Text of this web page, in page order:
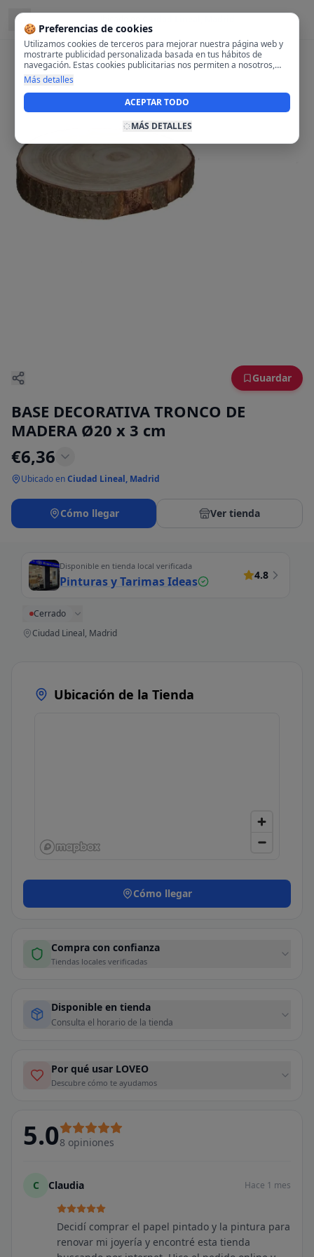
🍪 Preferencias de cookies
Utilizamos cookies de terceros para mejorar nuestra página web y
mostrarte publicidad personalizada basada en tus hábitos de
navegación. Estas cookies publicitarias nos permiten a nosotros,
analizar tu navegación en nuestra página y en internet para
mostrarte anuncios relevantes para ti. Al activarlas, aceptas el uso
de cookies para fines publicitarios y la recopilación y tratamiento de
tus datos de navegación, incluyendo la posible compartición de
Más detalles
ACEPTAR TODO
MÁS DETALLES
Guardar
BASE DECORATIVA TRONCO DE
MADERA Ø20 x 3 cm
€6,36
Ubicado enCiudad Lineal, Madrid
Cómo llegar Ver tienda
Disponible en tienda local verificada
Pinturas y Tarimas Ideas 4.8
Cerrado
Ciudad Lineal, Madrid
Ubicación de la Tienda
Cómo llegar
Compra con confianza
Tiendas locales verificadas
Disponible en tienda
Consulta el horario de la tienda
Por qué usar LOVEO
Descubre cómo te ayudamos
5.08 opiniones
C Claudia Hace 1 mes
Decidí comprar el papel pintado y la pintura para
renovar mi joyería y encontré esta tienda